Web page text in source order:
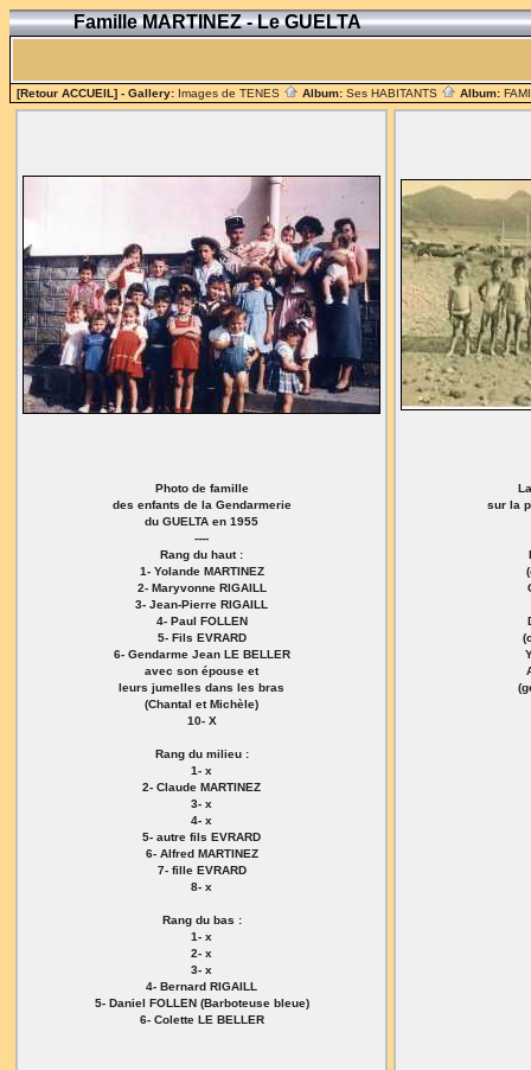
Famille MARTINEZ - Le GUELTA
[Retour ACCUEIL] - Gallery: Images de TENES Album: Ses HABITANTS Album:
Photo de famille
des enfants de la Gendarmerie
du GUELTA en 1955
----
Rang du haut :
1- Yolande MARTINEZ
2- Maryvonne RIGAILL
3- Jean-Pierre RIGAILL
4- Paul FOLLEN
5- Fils EVRARD
6- Gendarme Jean LE BELLER
avec son épouse et
leurs jumelles dans les bras
(Chantal et Michèle)
10- X
Rang du milieu :
1- x
2- Claude MARTINEZ
3- x
4- x
5- autre fils EVRARD
6- Alfred MARTINEZ
7- fille EVRARD
8- x
Rang du bas :
1- x
2- x
3- x
4- Bernard RIGAILL
5- Daniel FOLLEN (Barboteuse bleue)
6- Colette LE BELLER
sur la